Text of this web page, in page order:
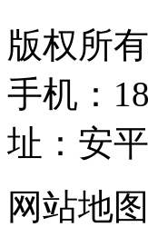
版权所
手机：
址：安
网站地图